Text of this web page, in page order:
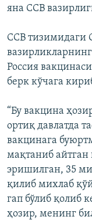
яна ССВ
ССВ тизимидаги
Россия
берк кўчага
“Бу вакцина
ортиқ давлатда
вакцинага
мақтаниб
эришилган, 35
қилиб михлаб
гап бўлиб қолиб
ҳозир, менинг